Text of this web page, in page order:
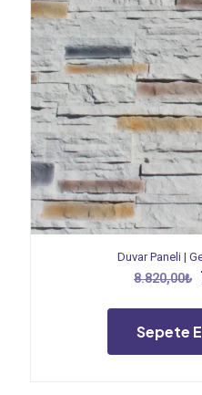
Duvar Paneli |
8.820,00₺
Sepete